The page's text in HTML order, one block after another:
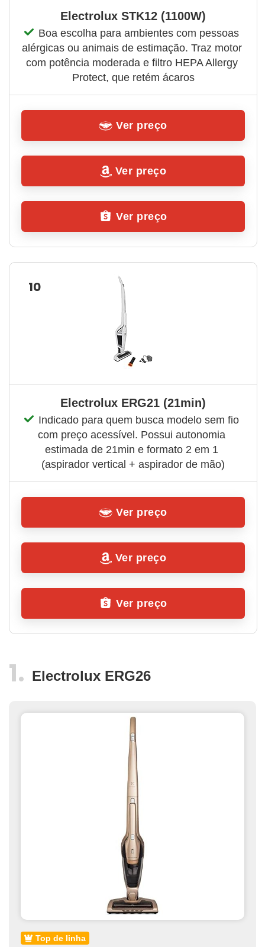
Electrolux STK12 (1100W)
Boa escolha para ambientes com pessoas
alérgicas ou animais de estimação. Traz motor
com potência moderada e filtro HEPA Allergy
Protect, que retém ácaros
Ver preço
Ver preço
Ver preço
10
Electrolux ERG21 (21min)
Indicado para quem busca modelo sem fio
com preço acessível. Possui autonomia
estimada de 21min e formato 2 em 1
(aspirador vertical + aspirador de mão)
Ver preço
Ver preço
Ver preço
Electrolux ERG26
top de linha